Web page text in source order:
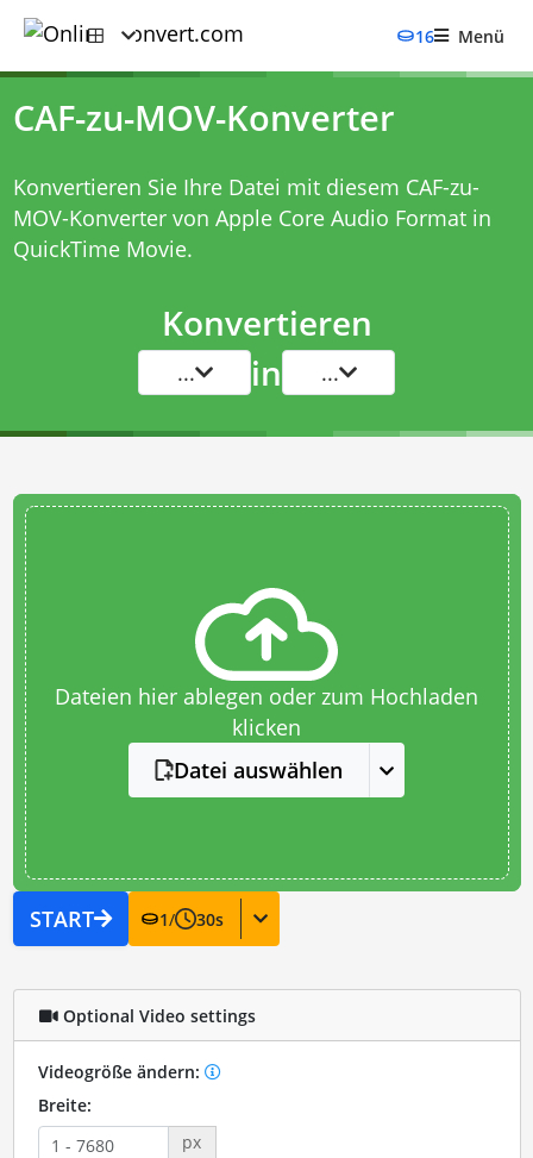
16 Menü
CAF-zu-MOV-Konverter
Konvertieren Sie Ihre Datei mit diesem CAF-zu-
MOV-Konvertervon Apple Core Audio Format in
QuickTime Movie.
Konvertieren
... in ...
Dateien hier ablegen oder zum Hochladen
klicken
Datei auswählen
START 1/ 30s
Optional Video settings
Videogröße ändern:
Breite:
px